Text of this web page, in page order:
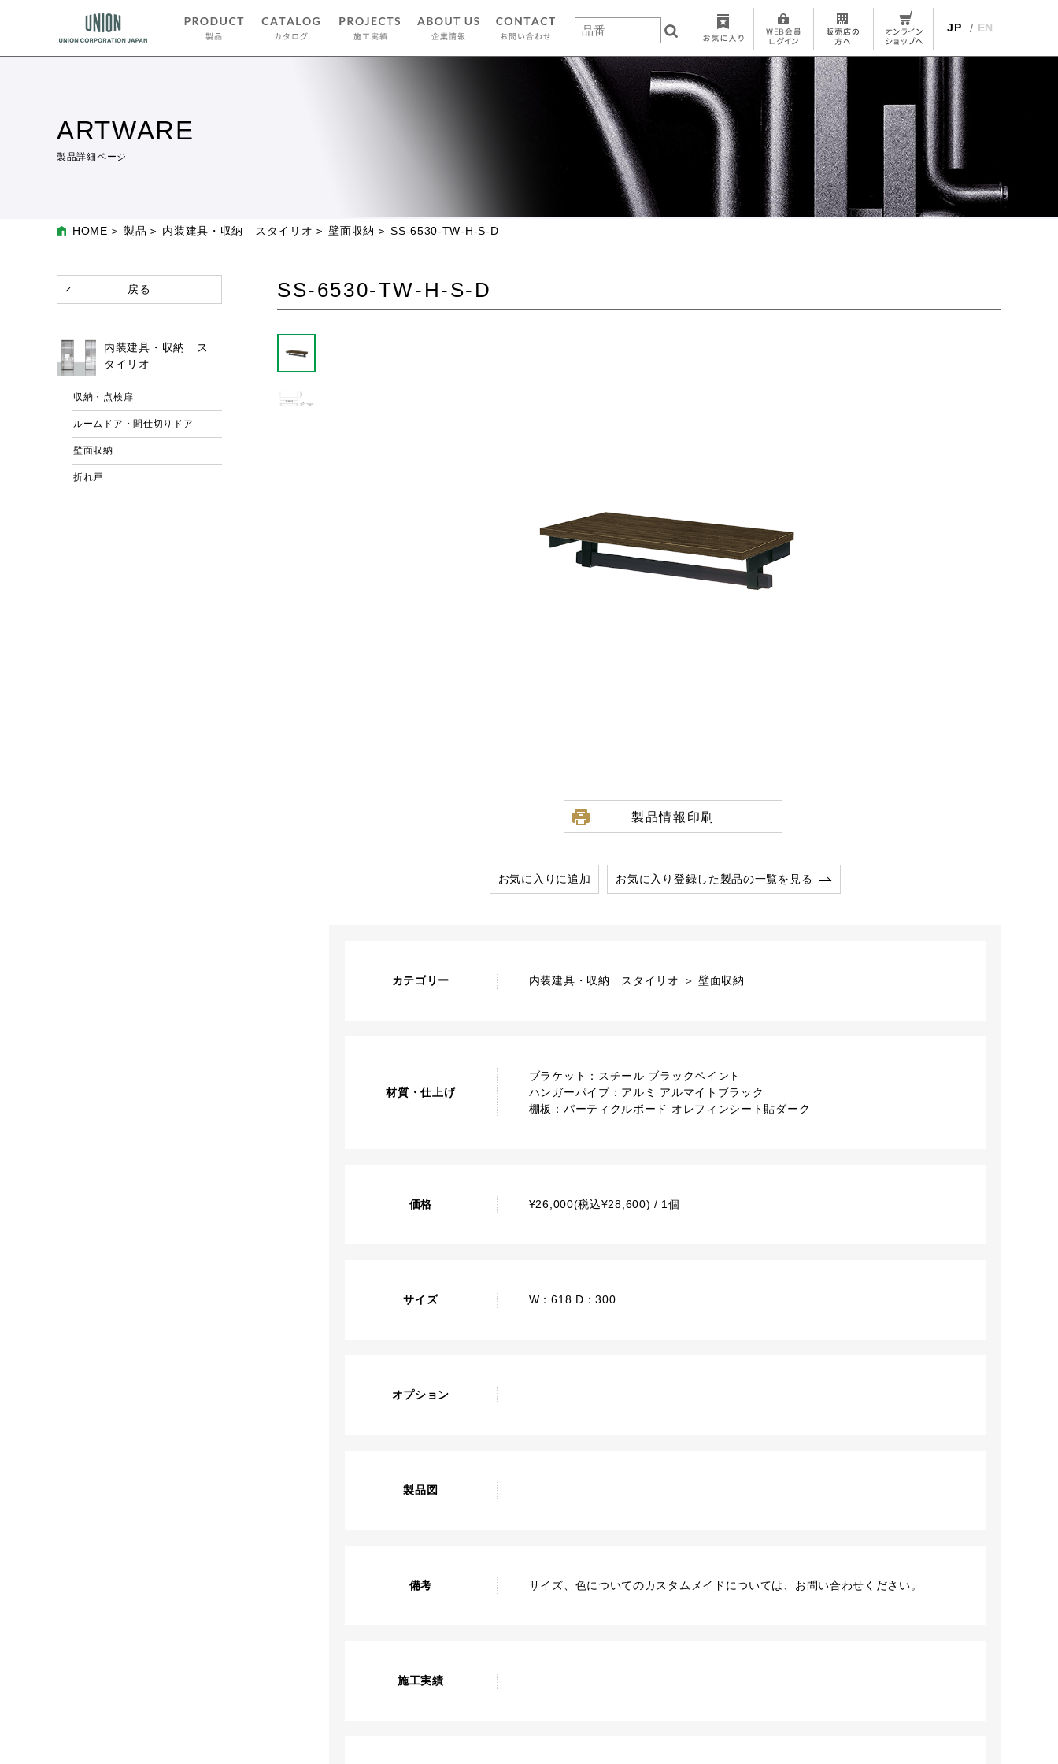
JP EN
ARTWARE
製品詳細ページ
HOME 製品 内装建具・収納 スタイリオ 壁面収納 SS-6530-TW-H-S-D
SS-6530-TW-H-S-D
製品情報印刷
お気に入りに追加 お気に入り登録した製品の一覧を見る
カテゴリー 内装建具・収納 スタイリオ ＞ 壁面収納
材質・仕上げ
ブラケット：スチール ブラックペイント
ハンガーパイプ：アルミ アルマイトブラック
棚板：パーティクルボード オレフィンシート貼ダーク
価格 ¥26,000(税込¥28,600) / 1個
サイズ W：618 D：300
オプション
製品図
備考 サイズ、色についてのカスタムメイドについては、お問い合わせください。
施工実績
戻る
内装建具・収納 ス
タイリオ
収納・点検扉
ルームドア・間仕切りドア
壁面収納
折れ戸